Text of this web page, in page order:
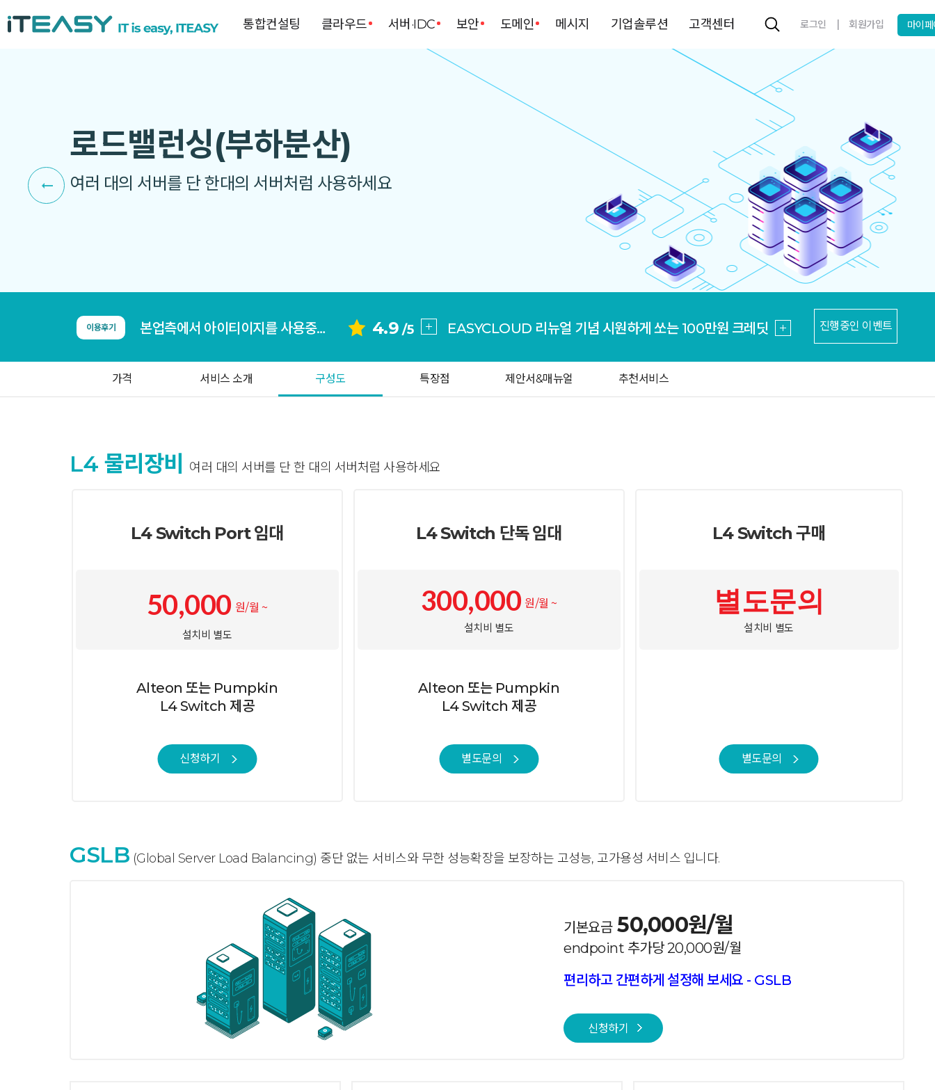
통합컨설팅 클라우드 서버·IDC 보안 도메인 메시지 기업솔루션 고객센터 로그인 | 회원가입 마이
로드밸런싱(부하분산)
여러 대의 서버를 단 한대의 서버처럼 사용하세요
이용후기
지금까지 만족하면서 아주 잘 사용하고 있습니다. 문의도 신속하고 정확하게 처리해주고 친절하게 해줘서 만족합니다.
안정적인 서비스를 해주고 있어서 오랜동안 다른 업체를 생각해 보지 안고 사용하고 있습니다.n문의 대응도 신속하고 친절하 ...
처음에는 지인의 추천으로 아이티이지를 알게 되었고 다른 업체들과 비교해보니 아이티이지가 후기가 대체적으로 좋아서 이 ...
처음 이용할 때부터 지금까지 아이티이지는 저에게 항상 기대 이상의 만족감을 주고 이용에 불편함이 전혀 없는 안정적인 서 ...
4.9 /5
세상 어디에도 없는 MSSQL 최저가 15만원~
가격은 그대로, 혜택은 한 번 더! kr/한국 도메인 9700원
도메인 특가 컬렉션
신규가입 고객 전용 쿠폰 이벤트
세상 어디에도 없는 MSSQL 최저가 15만원~
가격은 그대로, 혜택은 한 번 더! kr/한국 도메인 9700원
진행중인 이벤트
가격 서비스 소개 구성도 특장점 제안서&매뉴얼 추천서비스
L4 물리장비 여러 대의 서버를 단 한 대의 서버처럼 사용하세요
L4 Switch Port 임대
50,000 원/월 ~
설치비 별도
Alteon 또는 Pumpkin
L4 Switch 제공
신청하기
L4 Switch 단독 임대
300,000 원/월 ~
설치비 별도
Alteon 또는 Pumpkin
L4 Switch 제공
별도문의
L4 Switch 구매
별도문의
설치비 별도
별도문의
GSLB (Global Server Load Balancing) 중단 없는 서비스와 무한 성능확장을 보장하는 고성능, 고가용성 서비스 입니다.
기본요금50,000원/월
endpoint 추가당 20,000원/월
편리하고 간편하게 설정해 보세요 - GSLB
신청하기